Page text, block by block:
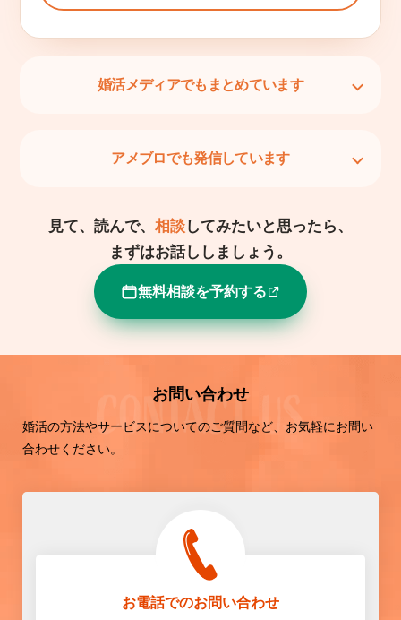
婚活メディアでもまとめています
アメブロでも発信しています
見て、読んで、 相談してみたいと思ったら、
まずはお話ししましょう。
無料相談を予約する
お問い合わせ
婚活の方法やサービスについてのご質問など、お気軽にお問い
合わせください。
お電話でのお問い合わせ